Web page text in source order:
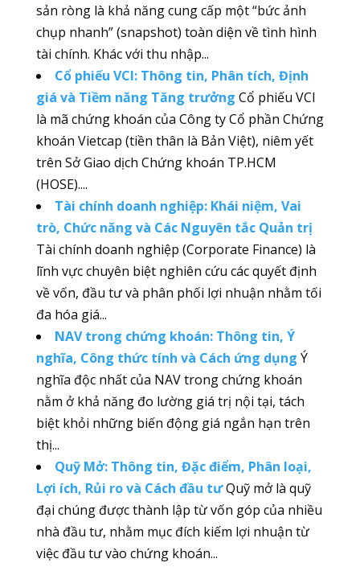
sản ròng là khả năng cung cấp một “bức ảnh
chụp nhanh” (snapshot) toàn diện về tình hình
tài chính. Khác với thu nhập...
Cổ phiếu VCI: Thông tin, Phân tích, Định
giá và Tiềm năng Tăng trưởng Cổ phiếu VCI
là mã chứng khoán của Công ty Cổ phần Chứng
khoán Vietcap (tiền thân là Bản Việt), niêm yết
trên Sở Giao dịch Chứng khoán TP.HCM
(HOSE)....
Tài chính doanh nghiệp: Khái niệm, Vai
trò, Chức năng và Các Nguyên tắc Quản trị
Tài chính doanh nghiệp (Corporate Finance) là
lĩnh vực chuyên biệt nghiên cứu các quyết định
về vốn, đầu tư và phân phối lợi nhuận nhằm tối
đa hóa giá...
NAV trong chứng khoán: Thông tin, Ý
nghĩa, Công thức tính và Cách ứng dụng Ý
nghĩa độc nhất của NAV trong chứng khoán
nằm ở khả năng đo lường giá trị nội tại, tách
biệt khỏi những biến động giá ngắn hạn trên
thị...
Quỹ Mở: Thông tin, Đặc điểm, Phân loại,
Lợi ích, Rủi ro và Cách đầu tưQuỹ mở là quỹ
đại chúng được thành lập từ vốn góp của nhiều
nhà đầu tư, nhằm mục đích kiếm lợi nhuận từ
việc đầu tư vào chứng khoán...